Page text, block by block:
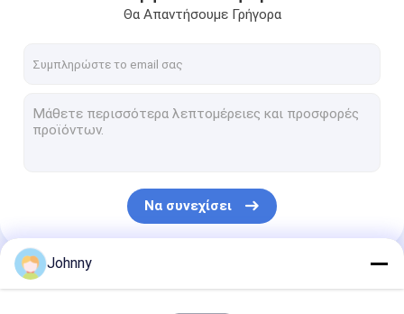
Θα Απαντήσουμε Γρήγορα
Να συνεχίσει
Οι Κατηγορίες Μας
Johnny